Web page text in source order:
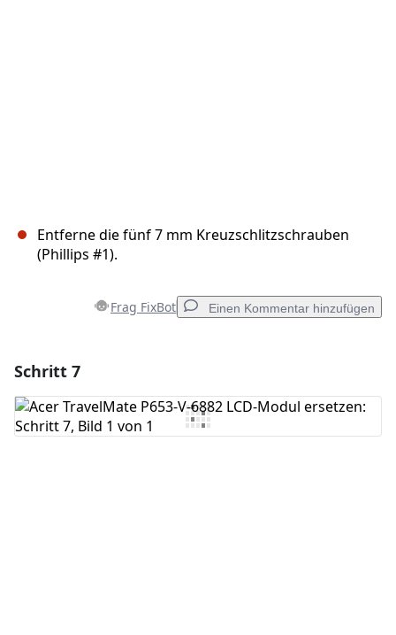
Entferne die fünf 7 mm Kreuzschlitzschrauben
(Phillips #1).
Frag FixBot Einen Kommentar hinzufügen
Kommentar hinzufügen
Schritt 7